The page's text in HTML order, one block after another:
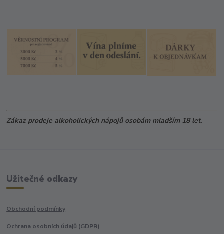
Zákaz prodeje alkoholických nápojů osobám mladším 18 let.
Užitečné odkazy
Obchodní podmínky
Ochrana osobních údajů (GDPR)